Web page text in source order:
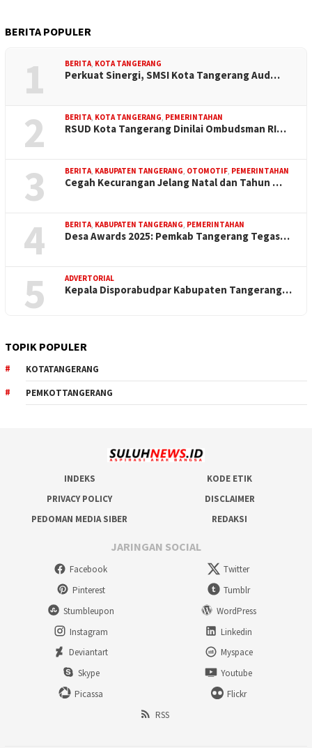
BERITA POPULER
1 BERITA, KOTA TANGERANG
Perkuat Sinergi, SMSI Kota Tangerang Aud…
2 BERITA, KOTA TANGERANG, PEMERINTAHAN
RSUD Kota Tangerang Dinilai Ombudsman RI…
3 BERITA, KABUPATEN TANGERANG, OTOMOTIF, PEMERINTAHAN
Cegah Kecurangan Jelang Natal dan Tahun …
4 BERITA, KABUPATEN TANGERANG, PEMERINTAHAN
Desa Awards 2025: Pemkab Tangerang Tegas…
5 ADVERTORIAL
Kepala Disporabudpar Kabupaten Tangerang…
TOPIK POPULER
KOTATANGERANG
PEMKOTTANGERANG
INDEKS
KODE ETIK
PRIVACY POLICY
DISCLAIMER
PEDOMAN MEDIA SIBER
REDAKSI
JARINGAN SOCIAL
Facebook
Twitter
Pinterest
Tumblr
Stumbleupon
WordPress
Instagram
Linkedin
Deviantart
Myspace
Skype
Youtube
Picassa
Flickr
RSS